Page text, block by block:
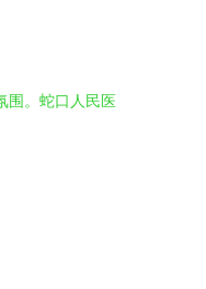
围。蛇口人民医